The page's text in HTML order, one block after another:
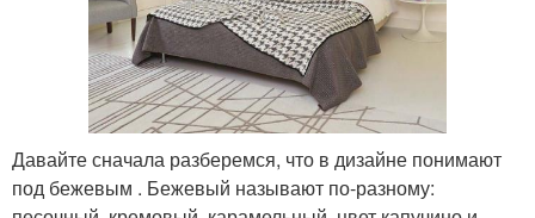
Давайте сначала разберемся, что в дизайне понимают
под бежевым . Бежевый называют по-разному: